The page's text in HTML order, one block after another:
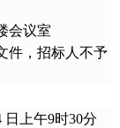
会议室
件，招标人不予
日 上午9时30分